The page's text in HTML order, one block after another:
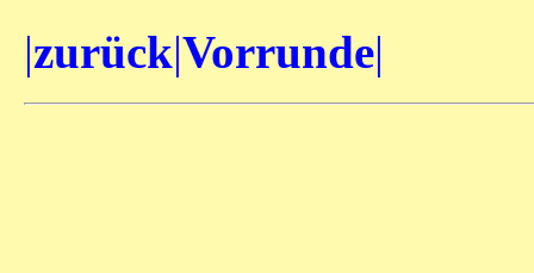
|zurück|Vorrunde|